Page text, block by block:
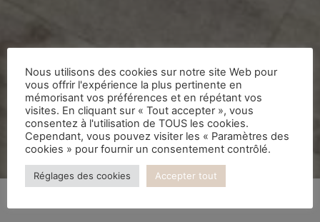
Nous utilisons des cookies sur notre site Web pour
vous offrir l'expérience la plus pertinente en
mémorisant vos préférences et en répétant vos
visites. En cliquant sur « Tout accepter », vous
consentez à l'utilisation de TOUS les cookies.
Cependant, vous pouvez visiter les « Paramètres des
cookies » pour fournir un consentement contrôlé.
Réglages des cookies Accepter tout